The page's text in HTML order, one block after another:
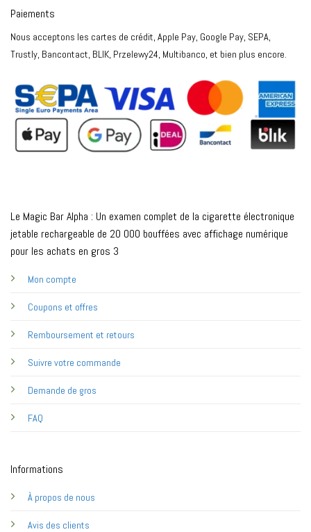
Le Magic Bar Alpha : Un examen complet de la cigarette électronique
jetable rechargeable de 20 000 bouffées avec affichage numérique
pour les achats en gros 3
Mon compte
Coupons et offres
Remboursement et retours
Suivre votre commande
Demande de gros
FAQ
Informations
À propos de nous
Avis des clients
Paiements
Nous acceptons les cartes de crédit, Apple Pay, Google Pay, SEPA,
Trustly, Bancontact, BLIK, Przelewy24, Multibanco, et bien plus encore.